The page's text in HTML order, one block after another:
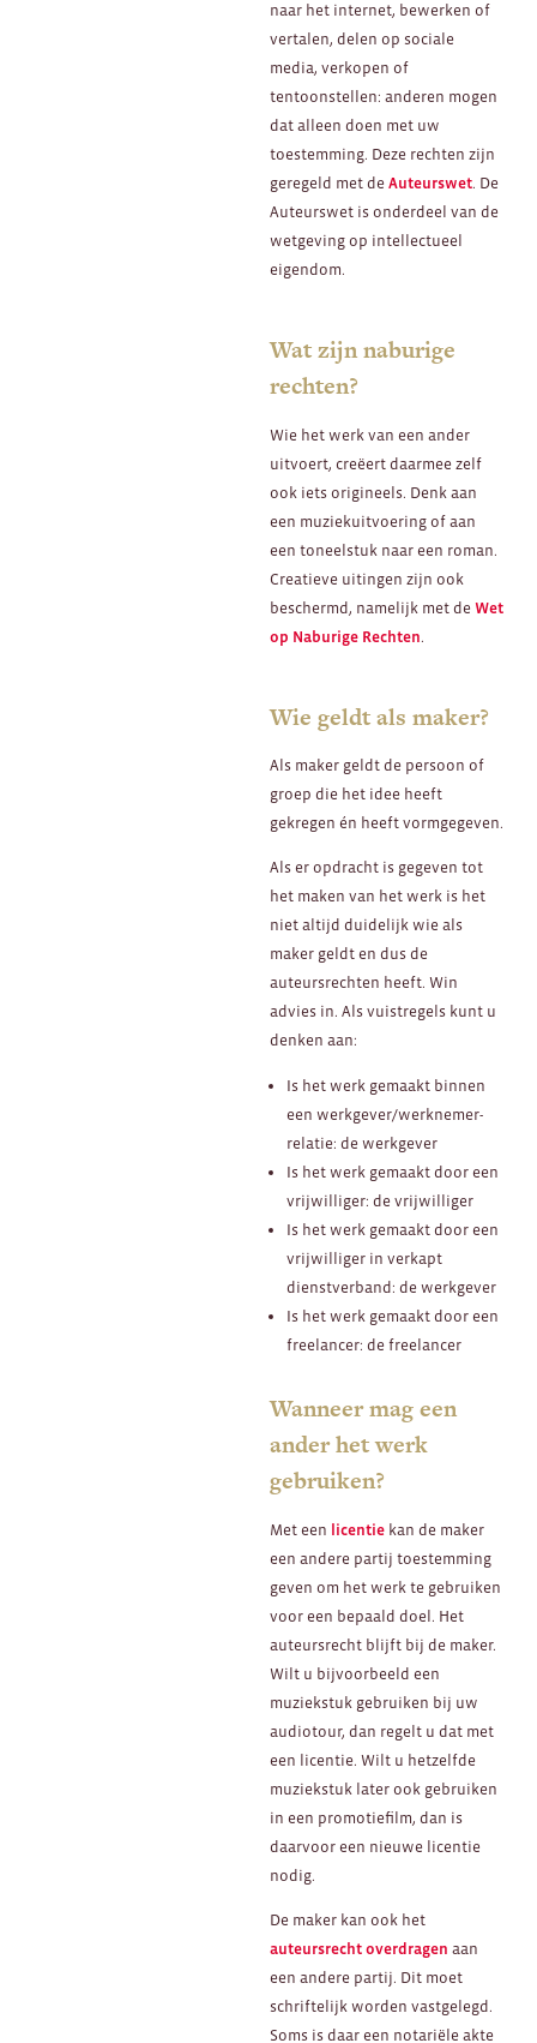
naar het internet, bewerken of
vertalen, delen op sociale
media, verkopen of
tentoonstellen: anderen mogen
dat alleen doen met uw
toestemming. Deze rechten zijn
geregeld met deAuteurswet. De
Auteurswet is onderdeel van de
wetgeving op intellectueel
eigendom.
Wat zijn naburige
rechten?
Wie het werk van een ander
uitvoert, creëert daarmee zelf
ook iets origineels. Denk aan
een muziekuitvoering of aan
een toneelstuk naar een roman.
Creatieve uitingen zijn ook
beschermd, namelijk met deWet
op Naburige Rechten.
Wie geldt als maker?
Als maker geldt de persoon of
groep die het idee heeft
gekregen én heeft vormgegeven.
Als er opdracht is gegeven tot
het maken van het werk is het
niet altijd duidelijk wie als
maker geldt en dus de
auteursrechten heeft. Win
advies in. Als vuistregels kunt u
denken aan:
Is het werk gemaakt binnen
een werkgever/werknemer-
relatie: de werkgever
Is het werk gemaakt door een
vrijwilliger: de vrijwilliger
Is het werk gemaakt door een
vrijwilliger in verkapt
dienstverband: de werkgever
Is het werk gemaakt door een
freelancer: de freelancer
Wanneer mag een
ander het werk
gebruiken?
Met een licentie kan de maker
een andere partij toestemming
geven om het werk te gebruiken
voor een bepaald doel. Het
auteursrecht blijft bij de maker.
Wilt u bijvoorbeeld een
muziekstuk gebruiken bij uw
audiotour, dan regelt u dat met
een licentie. Wilt u hetzelfde
muziekstuk later ook gebruiken
in een promotiefilm, dan is
daarvoor een nieuwe licentie
nodig.
De maker kan ook het
auteursrecht overdragen aan
een andere partij. Dit moet
schriftelijk worden vastgelegd.
Soms is daar een notariële akte